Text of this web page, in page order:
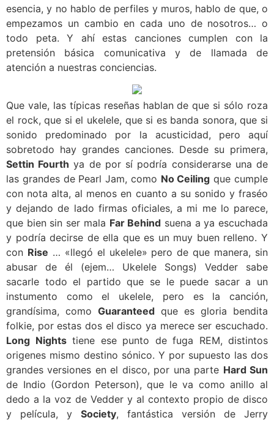
esencia, y no hablo de perfiles y muros, hablo de que, o
empezamos un cambio en cada uno de nosotros… o
todo peta. Y ahí estas canciones cumplen con la
pretensión básica comunicativa y de llamada de
atención a nuestras conciencias.
Que vale, las típicas reseñas hablan de que si sólo roza
el rock, que si el ukelele, que si es banda sonora, que si
sonido predominado por la acusticidad, pero aquí
sobretodo hay grandes canciones. Desde su primera,
Settin Fourth ya de por sí podría considerarse una de
las grandes de Pearl Jam, como No Ceiling que cumple
con nota alta, al menos en cuanto a su sonido y fraséo
y dejando de lado firmas oficiales, a mi me lo parece,
que bien sin ser mala Far Behind suena a ya escuchada
y podría decirse de ella que es un muy buen relleno. Y
con Rise … «llegó el ukelele» pero de que manera, sin
abusar de él (ejem… Ukelele Songs) Vedder sabe
sacarle todo el partido que se le puede sacar a un
instumento como el ukelele, pero es la canción,
grandísima, como Guaranteed que es gloria bendita
folkie, por estas dos el disco ya merece ser escuchado.
Long Nightstiene ese punto de fuga REM, distintos
origenes mismo destino sónico. Y por supuesto las dos
grandes versiones en el disco, por una parte Hard Sun
de Indio (Gordon Peterson), que le va como anillo al
dedo a la voz de Vedder y al contexto propio de disco
y película, y Society, fantástica versión de Jerry